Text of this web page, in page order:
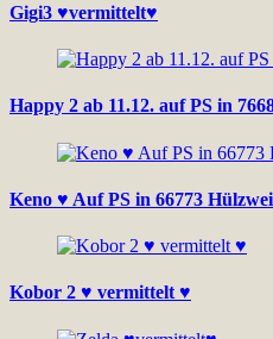
Gigi3 ♥vermittelt♥
Happy 2 ab 11.12. auf PS in
Keno ♥ Auf PS in 66773
Kobor 2 ♥ vermittelt ♥